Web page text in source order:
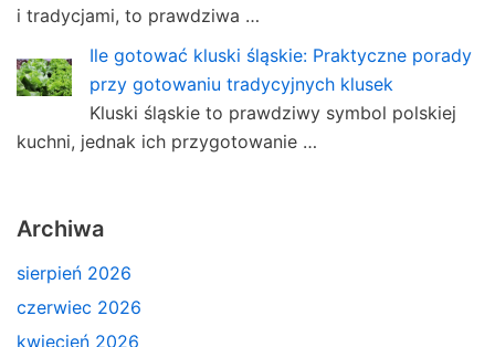
i tradycjami, to prawdziwa …
Ile gotować kluski śląskie: Praktyczne porady
przy gotowaniu tradycyjnych klusek
Kluski śląskie to prawdziwy symbol polskiej
kuchni, jednak ich przygotowanie …
Archiwa
sierpień 2026
czerwiec 2026
kwiecień 2026